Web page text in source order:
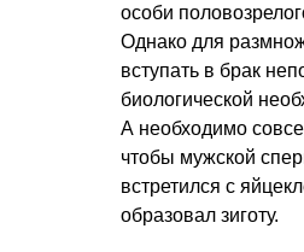
особи
Однако для
вступать в брак
биологической
А необходимо
чтобы мужской
встретился с
образовал зиготу.